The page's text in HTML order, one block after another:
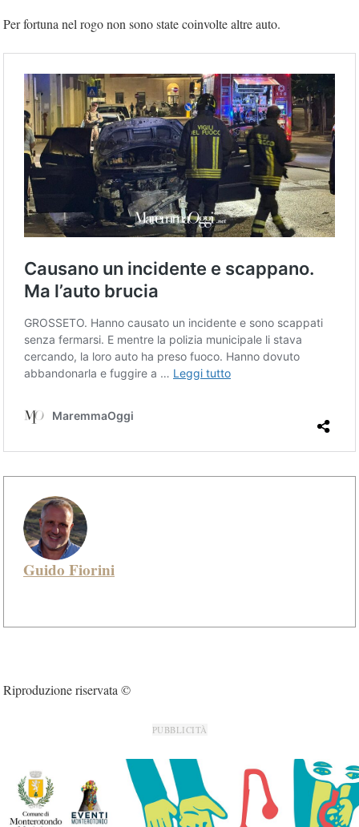
Per fortuna nel rogo non sono state coinvolte altre auto.
Guido Fiorini
Riproduzione riservata ©
PUBBLICITÀ